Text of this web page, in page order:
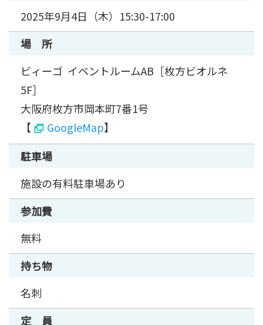
2025年9月4日（木）15:30-17:00
場 所
ビィーゴ イベントルームAB［枚方ビオルネ
5F］
大阪府枚方市岡本町7番1号
【
GoogleMap】
駐車場
施設の有料駐車場あり
参加費
無料
持ち物
名刺
定 員